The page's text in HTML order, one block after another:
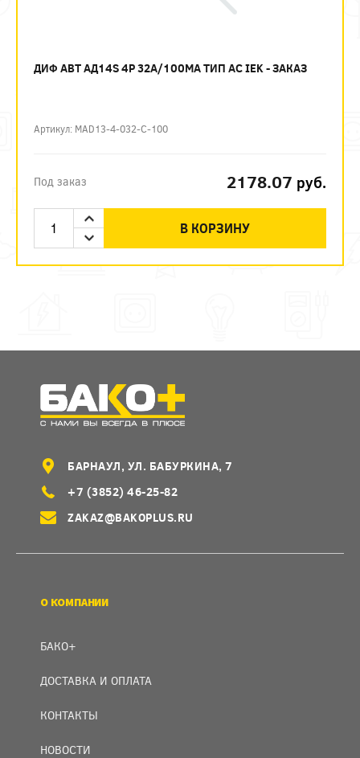
ДИФ АВТ АД14S 4P 32А/100МА ТИП AC IEK - ЗАКАЗ
Артикул: MAD13-4-032-C-100
Под заказ 2178.07 руб.
В КОРЗИНУ
БАРНАУЛ, УЛ. БАБУРКИНА, 7
+7 (3852) 46-25-82
ZAKAZ@BAKOPLUS.RU
О КОМПАНИИ
БАКО+
ДОСТАВКА И ОПЛАТА
КОНТАКТЫ
НОВОСТИ